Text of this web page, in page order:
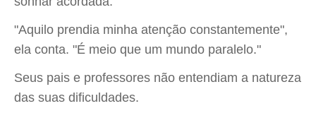
"Aquilo prendia minha atenção constantemente",
ela conta. "É meio que um mundo paralelo."
Seus pais e professores não entendiam a natureza
das suas dificuldades.